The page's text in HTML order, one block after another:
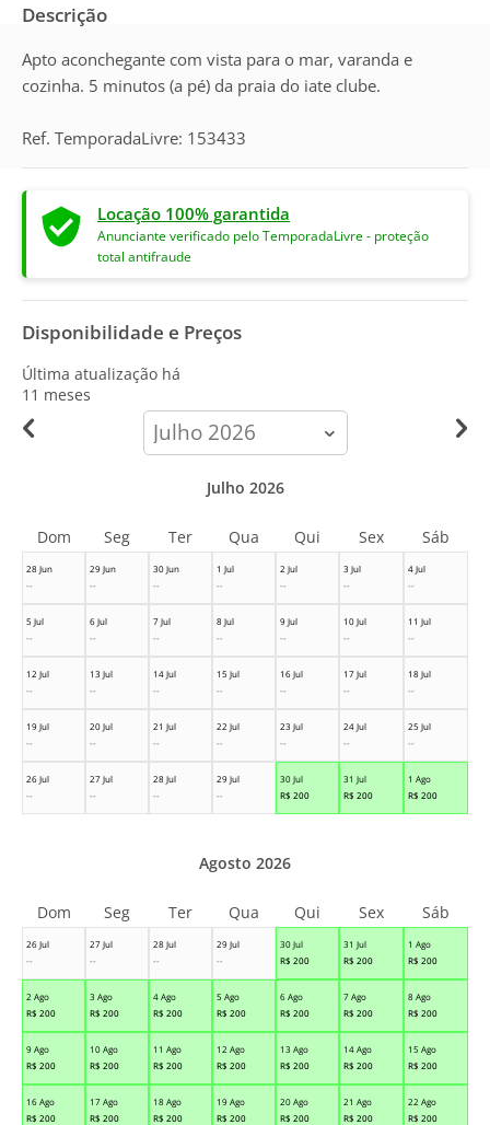
Descrição
Apto aconchegante com vista para o mar, varanda e
cozinha. 5 minutos (a pé) da praia do iate clube.
Ref. TemporadaLivre: 153433
Locação 100% garantida
Anunciante verificado pelo TemporadaLivre - proteção
total antifraude
Disponibilidade e Preços
Última atualização há
11 meses
calendar-
month
28 Jun
--
29 Jun
--
30 Jun
--
1 Jul
--
2 Jul
--
3 Jul
--
4 Jul
--
5 Jul
--
6 Jul
--
7 Jul
--
8 Jul
--
9 Jul
--
10 Jul
--
11 Jul
--
12 Jul
--
13 Jul
--
14 Jul
--
15 Jul
--
16 Jul
--
17 Jul
--
18 Jul
--
19 Jul
--
20 Jul
--
21 Jul
--
22 Jul
--
23 Jul
--
24 Jul
--
25 Jul
--
26 Jul
--
27 Jul
--
28 Jul
--
29 Jul
--
30 Jul
R$ 200
31 Jul
R$ 200
1 Ago
R$ 200
Julho 2026
Dom Seg Ter Qua Qui Sex Sáb
26 Jul
--
27 Jul
--
28 Jul
--
29 Jul
--
30 Jul
R$ 200
31 Jul
R$ 200
1 Ago
R$ 200
2 Ago
R$ 200
3 Ago
R$ 200
4 Ago
R$ 200
5 Ago
R$ 200
6 Ago
R$ 200
7 Ago
R$ 200
8 Ago
R$ 200
9 Ago
R$ 200
10 Ago
R$ 200
11 Ago
R$ 200
12 Ago
R$ 200
13 Ago
R$ 200
14 Ago
R$ 200
15 Ago
R$ 200
16 Ago
R$ 200
17 Ago
R$ 200
18 Ago
R$ 200
19 Ago
R$ 200
20 Ago
R$ 200
21 Ago
R$ 200
22 Ago
R$ 200
Agosto 2026
Dom Seg Ter Qua Qui Sex Sáb